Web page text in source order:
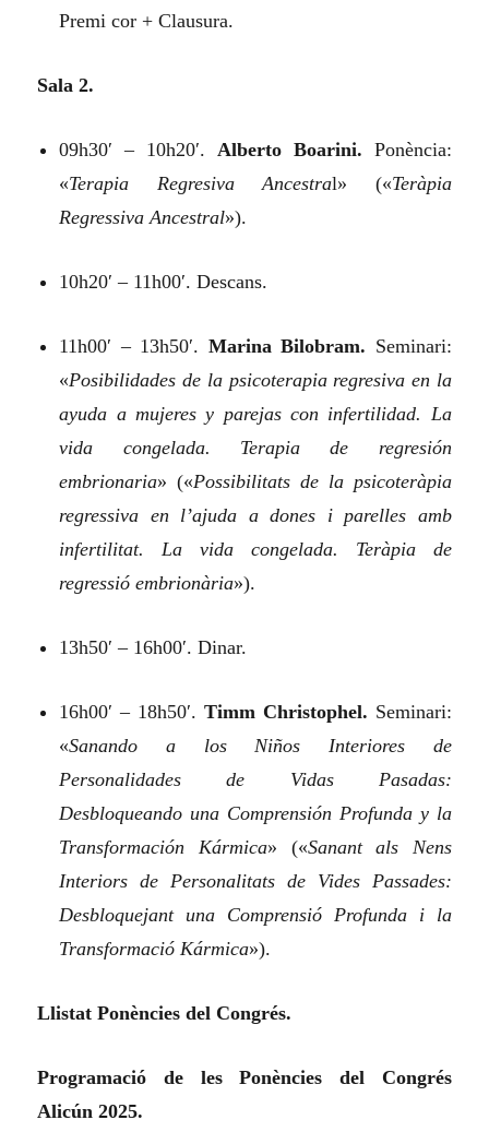
Premi cor + Clausura.
Sala 2.
09h30′ – 10h20′. Alberto Boarini. Ponència:
«Terapia Regresiva Ancestral» («Teràpia
Regressiva Ancestral»).
10h20′ – 11h00′. Descans.
11h00′ – 13h50′. Marina Bilobram. Seminari:
«Posibilidades de la psicoterapia regresiva en la
ayuda a mujeres y parejas con infertilidad. La
vida congelada. Terapia de regresión
embrionaria» («Possibilitats de la psicoteràpia
regressiva en l’ajuda a dones i parelles amb
infertilitat. La vida congelada. Teràpia de
regressió embrionària»).
13h50′ – 16h00′. Dinar.
16h00′ – 18h50′. Timm Christophel. Seminari:
«Sanando a los Niños Interiores de
Personalidades de Vidas Pasadas:
Desbloqueando una Comprensión Profunda y la
Transformación Kármica» («Sanant als Nens
Interiors de Personalitats de Vides Passades:
Desbloquejant una Comprensió Profunda i la
Transformació Kármica»).
Llistat Ponències del Congrés.
Programació de les Ponències del Congrés
Alicún 2025.